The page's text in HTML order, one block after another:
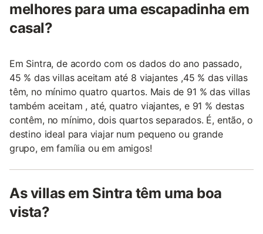
melhores para uma escapadinha em
casal?
Em Sintra, de acordo com os dados do ano passado,
45 % das villas aceitam até 8 viajantes ,45 % das villas
têm, no mínimo quatro quartos. Mais de 91 % das villas
também aceitam , até, quatro viajantes, e 91 % destas
contêm, no mínimo, dois quartos separados. É, então, o
destino ideal para viajar num pequeno ou grande
grupo, em família ou em amigos!
As villas em Sintra têm uma boa
vista?